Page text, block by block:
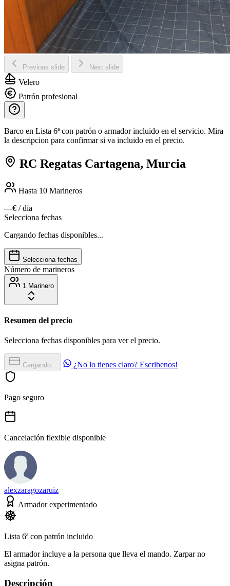
Previous slide Next slide
Velero
Patrón profesional
Barco en Lista 6ª con patrón o armador incluido en el servicio. Mira
la descripcion para confirmar si va incluido en el precio.
RC Regatas Cartagena, Murcia
Hasta 10 Marineros
—€ / día
Selecciona fechas
Cargando fechas disponibles...
Selecciona fechas
Número de marineros
1 Marinero
Resumen del precio
Selecciona fechas disponibles para ver el precio.
Cargando... ¿No lo tienes claro? Escribenos!
Pago seguro
Cancelación flexible disponible
alexzaragozaruiz
Armador experimentado
Lista 6ª con patrón incluido
El armador incluye a la persona que lleva el mando. Zarpar no
asigna patrón.
Descripción